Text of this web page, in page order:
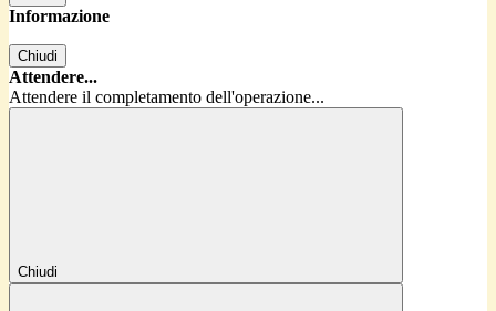
Informazione
Chiudi
Attendere...
Attendere il completamento dell'operazione...
Chiudi